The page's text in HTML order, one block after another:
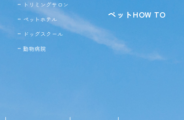
トリミングサロン
ペットホテル
ドッグスクール
動物病院
ペットHOW TO